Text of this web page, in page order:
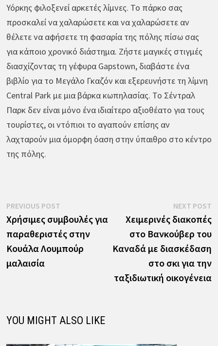
Υόρκης φιλοξενεί αρκετές λίμνες. Το πάρκο σας
προσκαλεί να χαλαρώσετε και να χαλαρώσετε αν
θέλετε να αφήσετε τη φασαρία της πόλης πίσω σας
για κάποιο χρονικό διάστημα. Ζήστε μαγικές στιγμές
διασχίζοντας τη γέφυρα Gapstown, διαβάστε ένα
βιβλίο για το Μεγάλο Γκαζόν και εξερευνήστε τη λίμνη
Central Park με μια βάρκα κωπηλασίας. Το Σέντραλ
Παρκ δεν είναι μόνο ένα ιδιαίτερο αξιοθέατο για τους
τουρίστες, οι ντόπιοι το αγαπούν επίσης αν
λαχταρούν μια όμορφη όαση στην ύπαιθρο στο κέντρο
της πόλης.
Πλοήγηση
άρθρων
PREVIOUS POSTPrevious
post:
Χρήσιμες συμβουλές για
παραθεριστές στην
Κουάλα Λουμπούρ
μαλαισία
NEXT POST
Χειμερινές διακοπές
στο Βανκούβερ του
Καναδά με διασκέδαση
στο σκι για την
ταξιδιωτική οικογένεια
YOU MIGHT ALSO LIKE